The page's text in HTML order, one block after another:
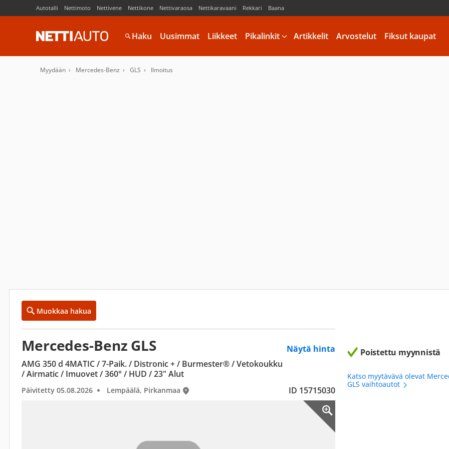
Autotalli Nettimoto Nettivene Nettikone Nettivaraosa Nettikaravaani Rekkari Baana
Haku Uusimmat Liikkeet Pikalinkit Artikkelit Arvostelut Fiksut kaupat
Myydään Mercedes-Benz GLS Ilmoitus
Muokkaa hakua
Mercedes-Benz GLS
Näytä hinta
AMG 350 d 4MATIC / 7-Paik. / Distronic + / Burmester® / Vetokoukku
/ Airmatic / Imuovet / 360° / HUD / 23" Alut
Päivitetty 05.08.2026 Lempäälä, Pirkanmaa ID 15715030
Poistettu myynnistä
Katso myytävävä olevat
GLS vaihtoautot